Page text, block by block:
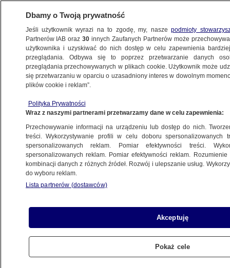
BIZNES
ZE ŚWIATA
przepisy
7.01.2020, 21:28
Udostępnij
Dbamy o Twoją prywatność
Jeśli użytkownik wyrazi na to zgodę, my, naszepodmioty
Partnerów IAB oraz30 innych Zaufanych Partnerów może
użytkownika i uzyskiwać do nich dostęp w celu zapewnienia
przeglądania. Odbywa się to poprzez przetwarzanie danych
przeglądania przechowywanych w plikach cookie. Użytkownik może
się przetwarzaniu w oparciu o uzasadniony interes w dowolnym
plików cookie i reklam”.
Polityka Prywatności
Wraz z naszymi partnerami przetwarzamy dane w celu zapewnienia:
Przechowywanie informacji na urządzeniu lub dostęp do nich.
treści. Wykorzystywanie profili w celu doboru spersonalizowanych
spersonalizowanych reklam. Pomiar efektywności treści.
spersonalizowanych reklam. Pomiar efektywności reklam.
kombinacji danych z różnych źródeł. Rozwój i ulepszanie usług.
do wyboru reklam.
Lista partnerów (dostawców)
Akceptuję
Pokaż cele